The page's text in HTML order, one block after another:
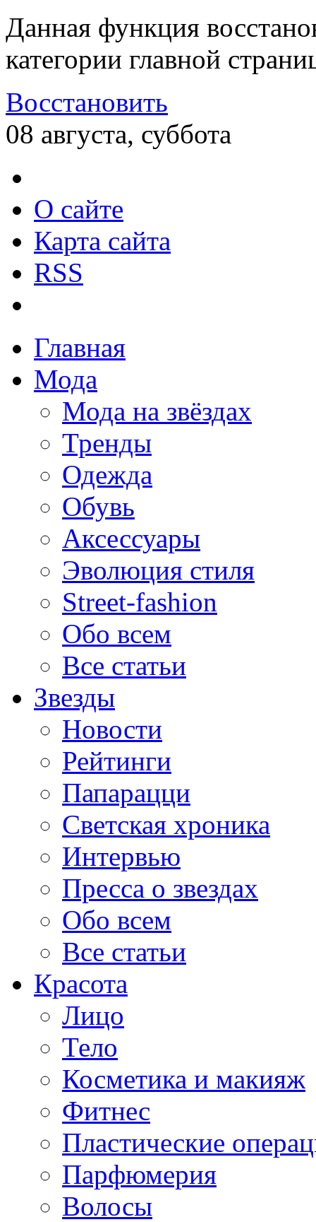
Данная функция
категории главной
Восстановить
08 августа, суббота
О сайте
Карта сайта
RSS
Главная
Мода
Мода на звёздах
Тренды
Одежда
Обувь
Аксессуары
Эволюция стиля
Street-fashion
Обо всем
Все статьи
Звезды
Новости
Рейтинги
Папарацци
Светская хроника
Интервью
Пресса о звездах
Обо всем
Все статьи
Красота
Лицо
Тело
Косметика и макияж
Фитнес
Пластические
Парфюмерия
Волосы